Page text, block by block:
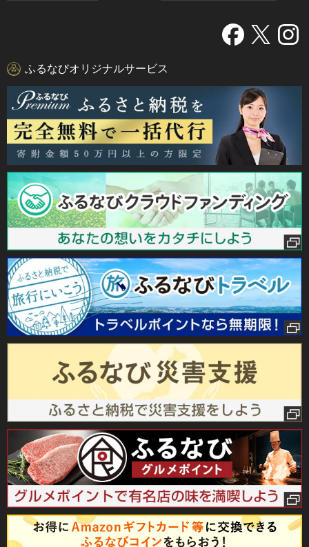
ふるなびオリジナルサービス